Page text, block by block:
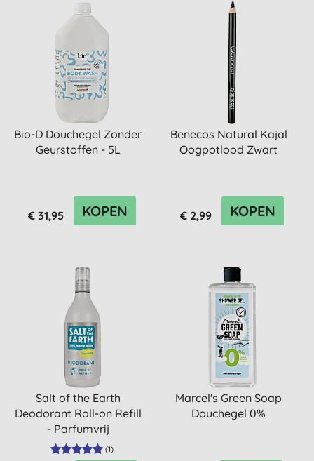
Bio-D Douchegel Zonder
Geurstoffen - 5L
€ 31,95 KOPEN
Benecos Natural Kajal
Oogpotlood Zwart
€ 2,99 KOPEN
Salt of the Earth
Deodorant Roll-on Refill
- Parfumvrij
(1)
Marcel's Green Soap
Douchegel 0%